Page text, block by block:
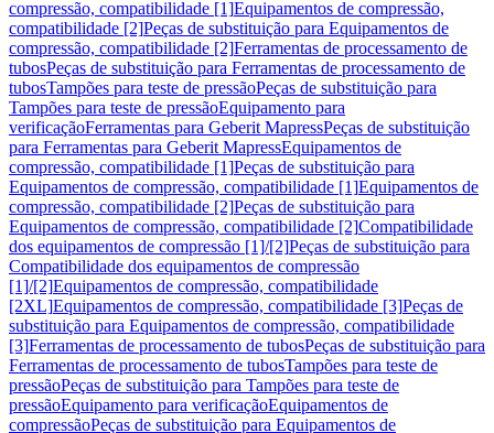
compressão, compatibilidade [1]Equipamentos de compressão,
compatibilidade [2]Peças de substituição para Equipamentos de
compressão, compatibilidade [2]Ferramentas de processamento de
tubosPeças de substituição para Ferramentas de processamento de
tubosTampões para teste de pressãoPeças de substituição para
Tampões para teste de pressãoEquipamento para
verificaçãoFerramentas para Geberit MapressPeças de substituição
para Ferramentas para Geberit MapressEquipamentos de
compressão, compatibilidade [1]Peças de substituição para
Equipamentos de compressão, compatibilidade [1]Equipamentos de
compressão, compatibilidade [2]Peças de substituição para
Equipamentos de compressão, compatibilidade [2]Compatibilidade
dos equipamentos de compressão [1]/[2]Peças de substituição para
Compatibilidade dos equipamentos de compressão
[1]/[2]Equipamentos de compressão, compatibilidade
[2XL]Equipamentos de compressão, compatibilidade [3]Peças de
substituição para Equipamentos de compressão, compatibilidade
[3]Ferramentas de processamento de tubosPeças de substituição para
Ferramentas de processamento de tubosTampões para teste de
pressãoPeças de substituição para Tampões para teste de
pressãoEquipamento para verificaçãoEquipamentos de
compressãoPeças de substituição para Equipamentos de